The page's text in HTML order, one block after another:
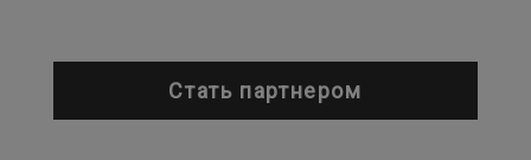
Стать партнером